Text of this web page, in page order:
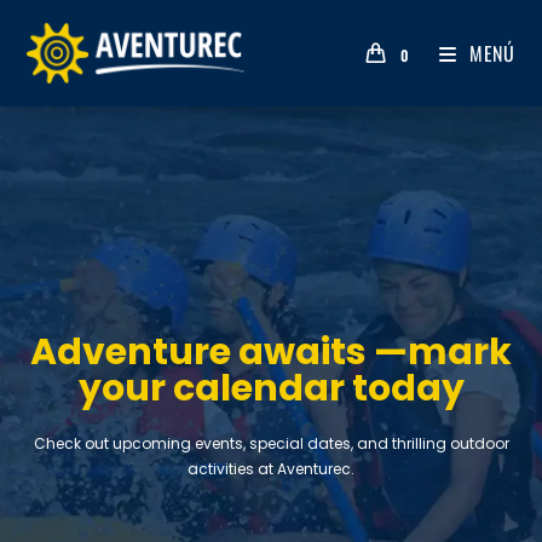
0 MENÚ
Adventure awaits —mark
your calendar today
Check out upcoming events, special dates, and thrilling outdoor
activities at Aventurec.